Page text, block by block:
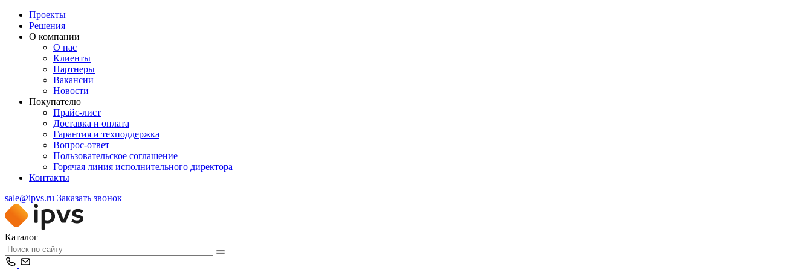
Проекты
Решения
О компании
О нас
Клиенты
Партнеры
Вакансии
Новости
Покупателю
Прайс-лист
Доставка и оплата
Гарантия и техподдержка
Вопрос-ответ
Пользовательское соглашение
Горячая линия исполнительного директора
Контакты
sale@ipvs.ru Заказать звонок
Каталог